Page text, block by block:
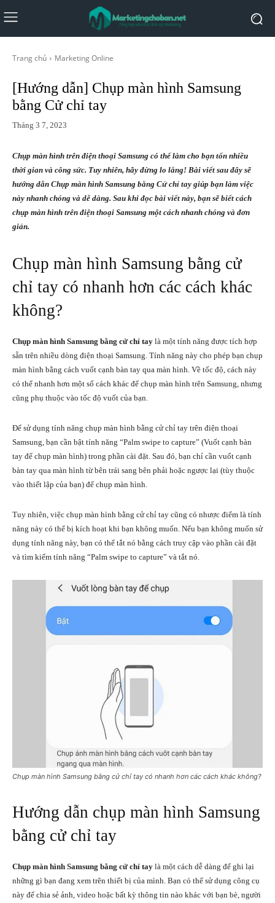
Trang chủ Marketing Online
[Hướng dẫn] Chụp màn hình Samsung
bằng Cử chỉ tay
Tháng 3 7, 2023
Chụp màn hình trên điện thoại Samsung có thể làm cho bạn tốn nhiều
thời gian và công sức. Tuy nhiên, hãy đừng lo lắng! Bài viết sau đây sẽ
hướng dẫn Chụp màn hình Samsung bằng Cử chỉ tay giúp bạn làm việc
này nhanh chóng và dễ dàng. Sau khi đọc bài viết này, bạn sẽ biết cách
chụp màn hình trên điện thoại Samsung một cách nhanh chóng và đơn
giản.
Chụp màn hình Samsung bằng cử
chỉ tay có nhanh hơn các cách khác
không?
Chụp màn hình Samsung bằng cử chỉ tay là một tính năng được tích hợp
sẵn trên nhiều dòng điện thoại Samsung. Tính năng này cho phép bạn chụp
màn hình bằng cách vuốt cạnh bàn tay qua màn hình. Về tốc độ, cách này
có thể nhanh hơn một số cách khác để chụp màn hình trên Samsung, nhưng
cũng phụ thuộc vào tốc độ vuốt của bạn.
Để sử dụng tính năng chụp màn hình bằng cử chỉ tay trên điện thoại
Samsung, bạn cần bật tính năng “Palm swipe to capture” (Vuốt cạnh bàn
tay để chụp màn hình) trong phần cài đặt. Sau đó, bạn chỉ cần vuốt cạnh
bàn tay qua màn hình từ bên trái sang bên phải hoặc ngược lại (tùy thuộc
vào thiết lập của bạn) để chụp màn hình.
Tuy nhiên, việc chụp màn hình bằng cử chỉ tay cũng có nhược điểm là tính
năng này có thể bị kích hoạt khi bạn không muốn. Nếu bạn không muốn sử
dụng tính năng này, bạn có thể tắt nó bằng cách truy cập vào phần cài đặt
và tìm kiếm tính năng “Palm swipe to capture” và tắt nó.
Chụp màn hình Samsung bằng cử chỉ tay có nhanh hơn các cách khác không?
Hướng dẫn chụp màn hình Samsung
bằng cử chỉ tay
Chụp màn hình Samsung bằng cử chỉ tay là một cách dễ dàng để ghi lại
những gì bạn đang xem trên thiết bị của mình. Bạn có thể sử dụng công cụ
này để chia sẻ ảnh, video hoặc bất kỳ thông tin nào khác với bạn bè, người